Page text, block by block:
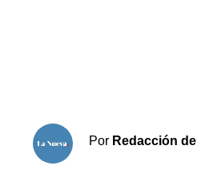
Por Redacción